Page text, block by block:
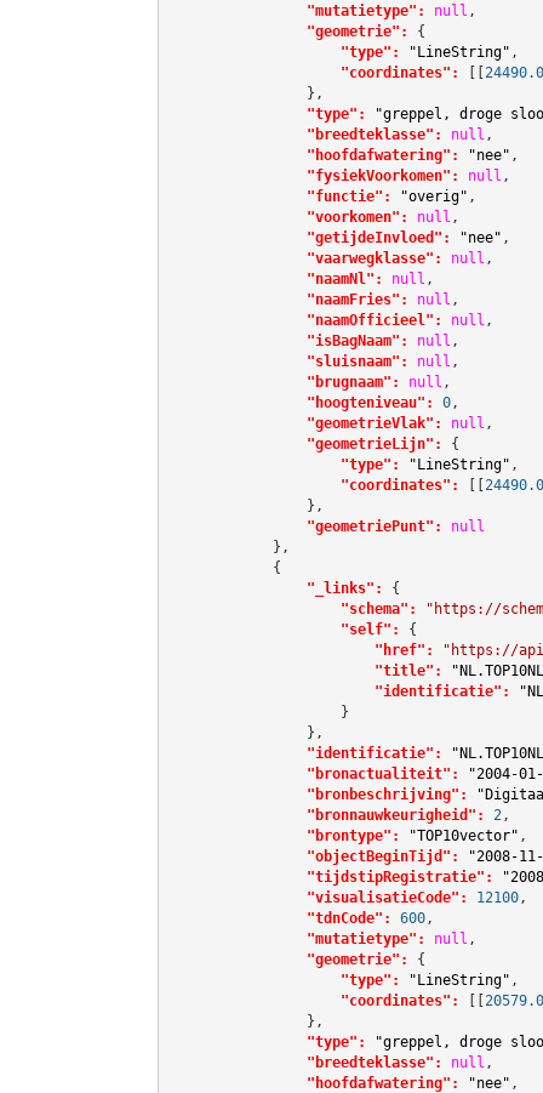
"mutatietype":
null ,
"geometrie":
{
"type":
"LineString" ,
"coordinates":
[[
                },
"type":
"greppel, droge
"breedteklasse":
null ,
"hoofdafwatering":
"nee" ,
"fysiekVoorkomen":
null ,
"functie":
"overig" ,
"voorkomen":
null ,
"getijdeInvloed":
"nee" ,
"vaarwegklasse":
null ,
"naamNl":
null ,
"naamFries":
null ,
"naamOfficieel":
null ,
"isBagNaam":
null ,
"sluisnaam":
null ,
"brugnaam":
null ,
"hoogteniveau":
0,
"geometrieVlak":
null ,
"geometrieLijn":
{
"type":
"LineString" ,
"coordinates":
[[
                },
"geometriePunt":
null
            },
            {
"_links":
{
"schema":
"https://
"self":
{
"href":
"https://
"title":
"identificatie":
                    }
                },
"identificatie":
"bronactualiteit":
"2004-
"bronbeschrijving":
"bronnauwkeurigheid":
2 ,
"brontype":
"TOP10vector" ,
"objectBeginTijd":
"2008-
"tijdstipRegistratie":
"visualisatieCode":
12100,
"tdnCode":
600,
"mutatietype":
null ,
"geometrie":
{
"type":
"LineString" ,
"coordinates":
[[
                },
"type":
"greppel, droge
"breedteklasse":
null ,
"hoofdafwatering":
"nee" ,